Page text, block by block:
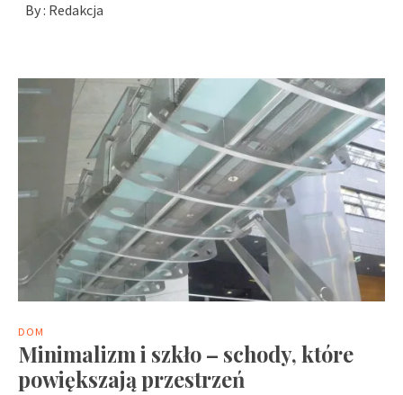
By : Redakcja
DOM
Minimalizm i szkło – schody, które
powiększają przestrzeń